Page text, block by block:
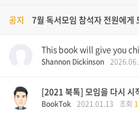
공지 7월 독서모임 참석자 전원에게
This book will give you
Shannon Dickinson
[2021 북톡] 모임을 다시 시
BookTok 2021.01.13 조회